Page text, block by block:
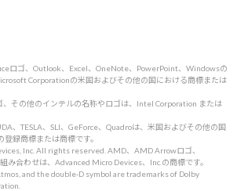
ロゴ、Outlook、Excel、OneNote、PowerPoint、Windowsの
Corporationの米国およびその他の国における商標または
その他のインテルの名称やロゴは、Intel Corporation または
、TESLA、SLI、GeForce、Quadroは、米国およびその他の国
録商標または商標です。
Inc. All rights reserved. AMD、AMD Arrowロゴ、
み合わせは、Advanced Micro Devices、Inc.の商標です。
and the double-D symbol are trademarks of Dolby